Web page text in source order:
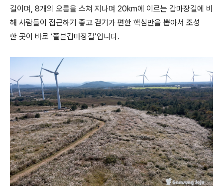
길이며, 8개의 오름을 스쳐 지나며 20km에 이르는 갑마장길에 비
해 사람들이 접근하기 좋고 걷기가 편한 핵심만을 뽑아서 조성
한 곳이 바로 ‘쫄븐갑마장길’입니다.